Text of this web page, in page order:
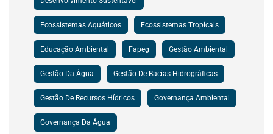
Ecossistemas Aquáticos Ecossistemas Tropicais
Educação Ambiental Fapeg Gestão Ambiental
Gestão Da Água Gestão De Bacias Hidrográficas
Gestão De Recursos Hídricos Governança Ambiental
Governança Da Água